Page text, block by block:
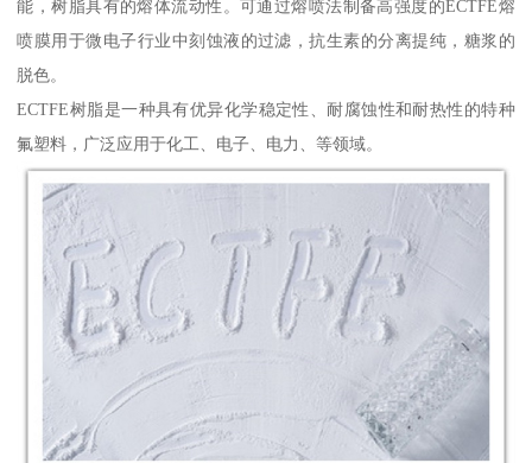
能，树脂具有的熔体流动性。可通过熔喷法制备高强度的ECTFE熔
喷膜用于微电子行业中刻蚀液的过滤，抗生素的分离提纯，糖浆的
脱色。
ECTFE树脂是一种具有优异化学稳定性、耐腐蚀性和耐热性的特种
氟塑料，广泛应用于化工、电子、电力、等领域。